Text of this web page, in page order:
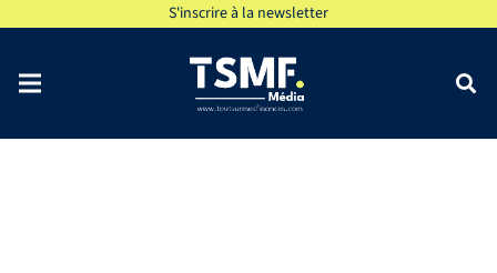
S'inscrire à la newsletter